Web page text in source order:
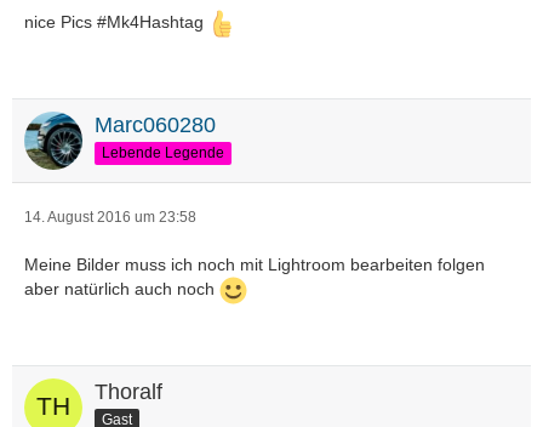
nice Pics #Mk4Hashtag
Marc060280
Lebende Legende
14. August 2016 um 23:58
Meine Bilder muss ich noch mit Lightroom bearbeiten folgen
aber natürlich auch noch
Thoralf
Gast